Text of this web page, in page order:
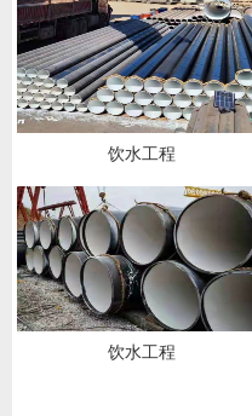
饮水工程
饮水工程